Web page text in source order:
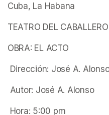
Cuba, La Habana
TEATRO DEL CABALLERO
OBRA: EL ACTO
Dirección: José A.
Autor: José A. Alonso
Hora: 5:00 pm